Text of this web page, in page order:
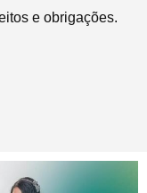
e obrigações.